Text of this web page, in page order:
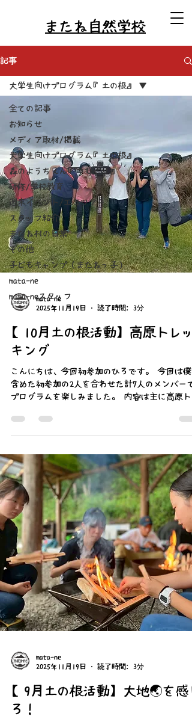
またね自然学校
記事
全ての記事
お知らせ
メディア取材/掲載
大学生向けプログラム『土の根』
森のようちえん『つむぐり』
研修/学校教育
週末イベント/エコツアー
スタッフ紹介
またね村の日常
その他
子どもキャンプ（またねっ子）
mata-ne
mata-neスタッフ
大学生向けプログラム『土の根』
mata-ne
2025年11月19日
読了時間: 3分
【10月土の根活動】高原トレッ
キング
こんにちは、今回初参加のひろです。 今回は僕
含めた初参加の2人を合わせた計7人のメンバーで
プログラムを楽しみました。 内容は主に高原ト
自然にあふれ、素敵な空間だったので写真から少
しでも感じ取ってくれたら嬉しいです。 【1日
いました。全員で自己紹介をした後に、アイスブ
レイクをしたのですが、皆さんとても良い人で僕
の緊張も徐々に解けていき、有難かったです。今
からの活動がとても楽しみになりました。 仁科
に着き、みんなでルートを確認してから高原トレ
ッキングがスタートしました。山の上の景色はと
ても壮大で気持ちの良いものでした。 歩いてい
だけでも様々な発見があり、とても面白かったで
す。例えば、木の形や種類、動物の痕跡や地層の
変化、地面にある小さな洞窟や枯葉、虫がありま
す。今まで自然に触れる時は何となく素敵だなと
しか感じなかったけれど、見方を変えると世界が
変わり新鮮な体験を得られました。 ◎晩御飯 僕
にとって初めての土の根での料理でした。みなさ
mata-ne
2025年11月19日
読了時間: 3分
【9月土の根活動】大地🌏を感
ろ！